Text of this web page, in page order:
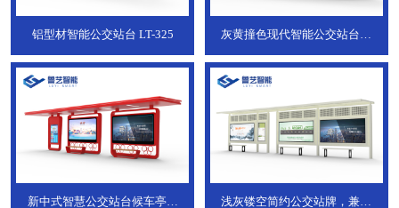
铝型材智能公交站台 LT-325
灰黄撞色现代智能公交站台，
新中式智慧公交站台候车亭，
浅灰镂空简约公交站牌，兼具